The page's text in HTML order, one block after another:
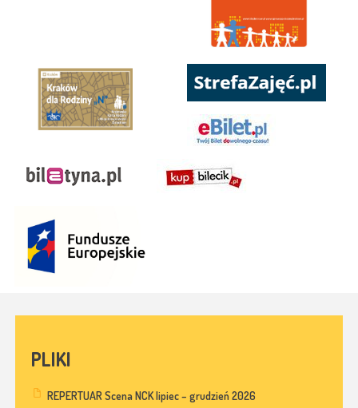
PLIKI
REPERTUAR Scena NCK lipiec – grudzień 2026